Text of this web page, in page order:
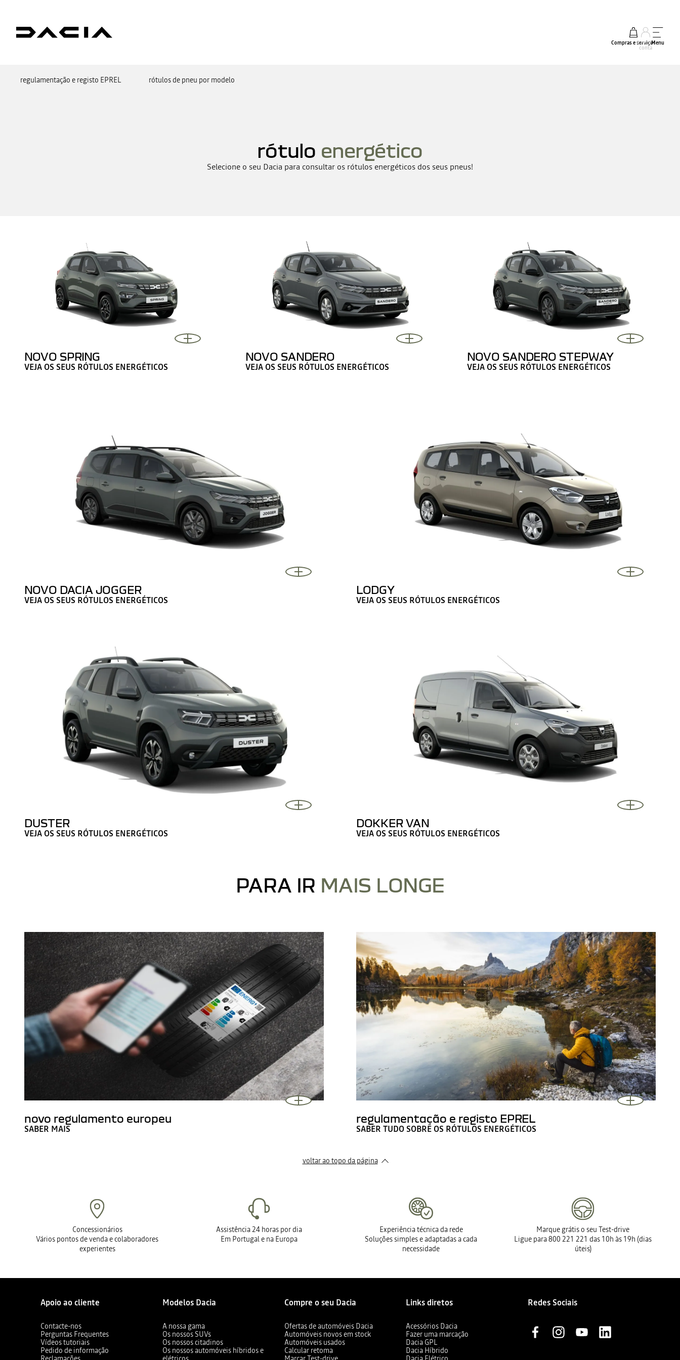
Compras e serviços
A minha
conta
Menu
regulamentação e registo EPREL rótulos de pneu por modelo
rótulo energético
Selecione o seu Dacia para consultar os rótulos energéticos dos seus pneus!
NOVO SPRING
VEJA OS SEUS RÓTULOS ENERGÉTICOS
NOVO SANDERO
VEJA OS SEUS RÓTULOS ENERGÉTICOS
NOVO SANDERO STEPWAY
VEJA OS SEUS RÓTULOS ENERGÉTICOS
NOVO DACIA JOGGER
VEJA OS SEUS RÓTULOS ENERGÉTICOS
LODGY
VEJA OS SEUS RÓTULOS ENERGÉTICOS
DUSTER
VEJA OS SEUS RÓTULOS ENERGÉTICOS
DOKKER VAN
VEJA OS SEUS RÓTULOS ENERGÉTICOS
PARA IR MAIS LONGE
novo regulamento europeu
SABER MAIS
regulamentação e registo EPREL
SABER TUDO SOBRE OS RÓTULOS ENERGÉTICOS
voltar ao topo da página
Concessionários
Vários pontos de venda e colaboradores
experientes
Assistência 24 horas por dia
Em Portugal e na Europa
Experiência técnica da rede
Soluções simples e adaptadas a cada
necessidade
Marque grátis o seu Test-drive
Ligue para 800 221 221 das 10h às 19h (dias
úteis)
Apoio ao cliente
Contacte-nos
Perguntas Frequentes
Vídeos tutoriais
Pedido de informação
Modelos Dacia
A nossa gama
Os nossos SUVs
Os nossos citadinos
Os nossos automóveis híbridos e
Compre o seu Dacia
Ofertas de automóveis Dacia
Automóveis novos em stock
Automóveis usados
Calcular retoma
Links diretos
Acessórios Dacia
Fazer uma marcação
Dacia GPL
Dacia Híbrido
Redes Sociais